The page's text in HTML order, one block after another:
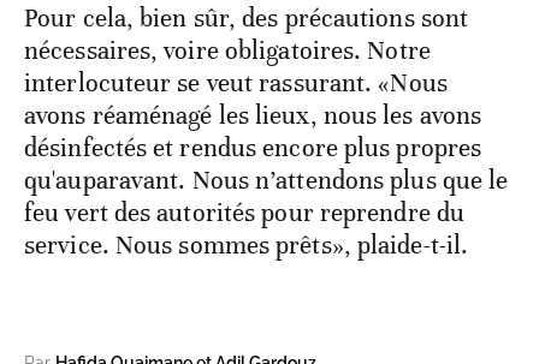
Pour cela, bien sûr, des précautions sont
nécessaires, voire obligatoires. Notre
interlocuteur se veut rassurant. «Nous
avons réaménagé les lieux, nous les avons
désinfectés et rendus encore plus propres
qu'auparavant. Nous n’attendons plus que le
feu vert des autorités pour reprendre du
service. Nous sommes prêts», plaide-t-il.